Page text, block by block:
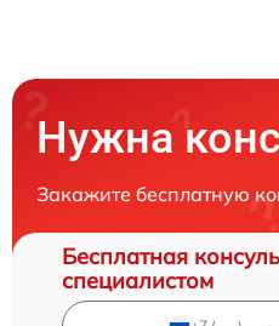
Нужна
Закажите бесплатную
Бесплатная
специалистом